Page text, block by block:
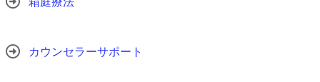
カウンセラーサポート